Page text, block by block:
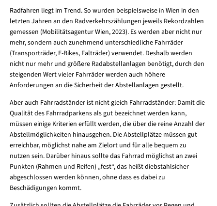
Radfahren liegt im Trend. So wurden beispielsweise in Wien in den
letzten Jahren an den Radverkehrszählungen jeweils Rekordzahlen
gemessen (Mobilitätsagentur Wien, 2023). Es werden aber nicht nur
mehr, sondern auch zunehmend unterschiedliche Fahrräder
(Transporträder, E-Bikes, Falträder) verwendet. Deshalb werden
nicht nur mehr und größere Radabstellanlagen benötigt, durch den
steigenden Wert vieler Fahrräder werden auch höhere
Anforderungen an die Sicherheit der Abstellanlagen gestellt.
Aber auch Fahrradständer ist nicht gleich Fahrradständer: Damit die
Qualität des Fahrradparkens als gut bezeichnet werden kann,
müssen einige Kriterien erfüllt werden, die über die reine Anzahl der
Abstellmöglichkeiten hinausgehen. Die Abstellplätze müssen gut
erreichbar, möglichst nahe am Zielort und für alle bequem zu
nutzen sein. Darüber hinaus sollte das Fahrrad möglichst an zwei
Punkten (Rahmen und Reifen) „fest“, das heißt diebstahlsicher
abgeschlossen werden können, ohne dass es dabei zu
Beschädigungen kommt.